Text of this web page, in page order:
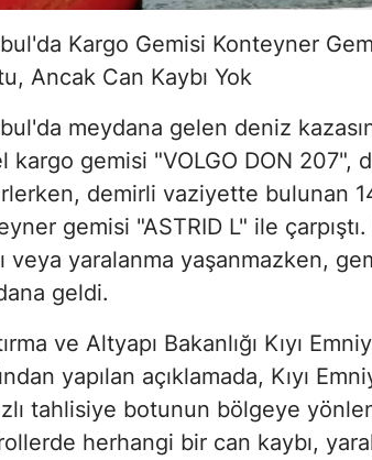
Kargo Gemisi Konteyner
Ancak Can Kaybı Yok
meydana gelen deniz
kargo gemisi "VOLGO DON 207",
demirli vaziyette bulunan
gemisi "ASTRID L" ile
veya yaralanma yaşanmazken,
geldi.
ve Altyapı Bakanlığı Kıyı
yapılan açıklamada, Kıyı
tahlisiye botunun bölgeye
herhangi bir can kaybı,